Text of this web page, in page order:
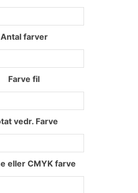
Antal farver
Farve fil
vedr. Farve
eller CMYK farve